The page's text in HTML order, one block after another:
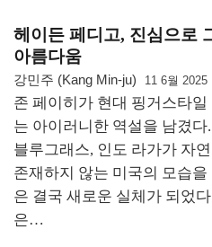
헤이든 페디고, 진심으로
아름다움
강민주 (Kang Min-ju) 11 6월 2025
존 페이히가 현대 핑거스타
는 아이러니한 역설을 남겼
블루그래스, 인도 라가가 자
존재하지 않는 미국의 모습
은 결국 새로운 실체가 되었
은…